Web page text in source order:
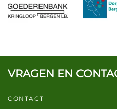
VRAGEN EN
CONTACT